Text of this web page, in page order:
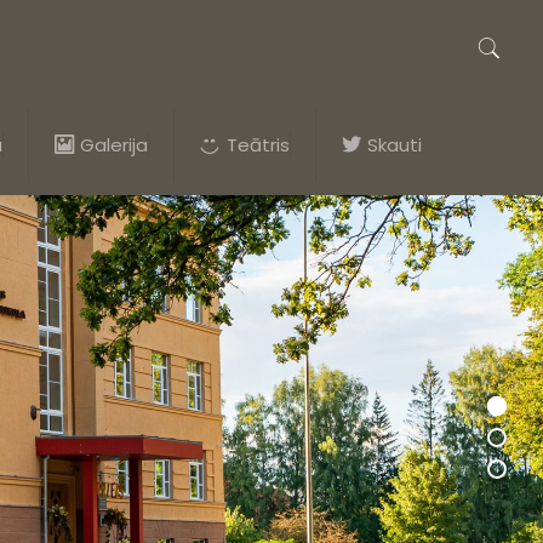
Galerija Teātris Skauti